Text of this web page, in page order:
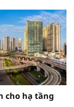
cho hạ tầng